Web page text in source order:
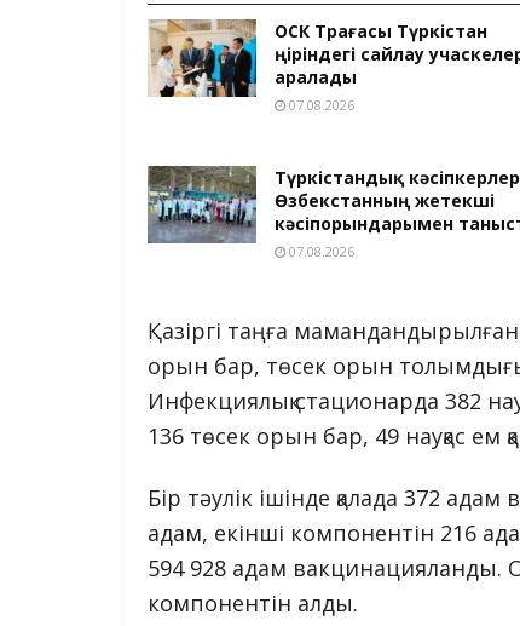
ОСК Төрағасы Түркістан
өңіріндегі сайлау
аралады
07.08.2026
Түркістандық кәсіпкерлер
Өзбекстанның жетекші
кәсіпорындарымен
07.08.2026
Қазіргі таңға
орын бар, төсек орын
Инфекциялық стационарда 382
136 төсек орын бар, 49 науқас ем
Бір тәулік ішінде қалада 372
адам, екінші компонентін 216
594 928 адам вакцинацияланды.
компонентін алды.